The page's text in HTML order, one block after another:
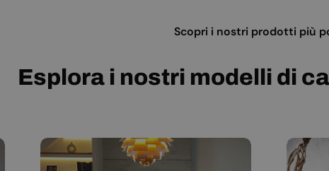
Scopri i nostri prodotti più
Esplora i nostri modelli di